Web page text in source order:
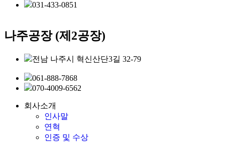
031-433-0851
나주공장 (제2공장)
전남 나주시 혁신산단3길 32-79
061-888-7868
070-4009-6562
회사소개
인사말
연혁
인증 및 수상